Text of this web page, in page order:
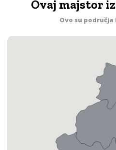
Ovaj majstor
Ovo su